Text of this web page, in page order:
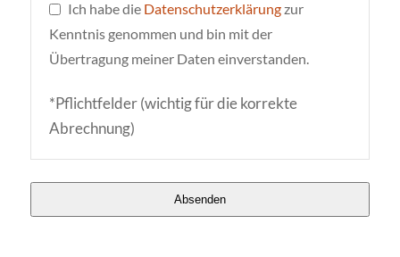
Ich habe die Datenschutzerklärungzur
Kenntnis genommen und bin mit der
Übertragung meiner Daten einverstanden.
*Pflichtfelder (wichtig für die korrekte
Abrechnung)
Absenden